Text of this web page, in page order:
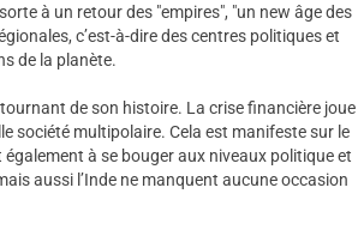
à un retour des "empires", "un new âge des
c’est-à-dire des centres politiques et
de la planète.
de son histoire. La crise financière joue
société multipolaire. Cela est manifeste sur le
à se bouger aux niveaux politique et
aussi l’Inde ne manquent aucune occasion